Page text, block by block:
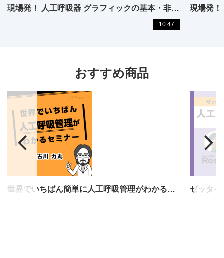
現場発！ 人工呼吸器 グラフィックの基本・非同調・アラーム対応【05】
10:47
おすすめ商品
世界でいちばん簡単に人工呼吸管理がわかるセミナー ゼッタイ